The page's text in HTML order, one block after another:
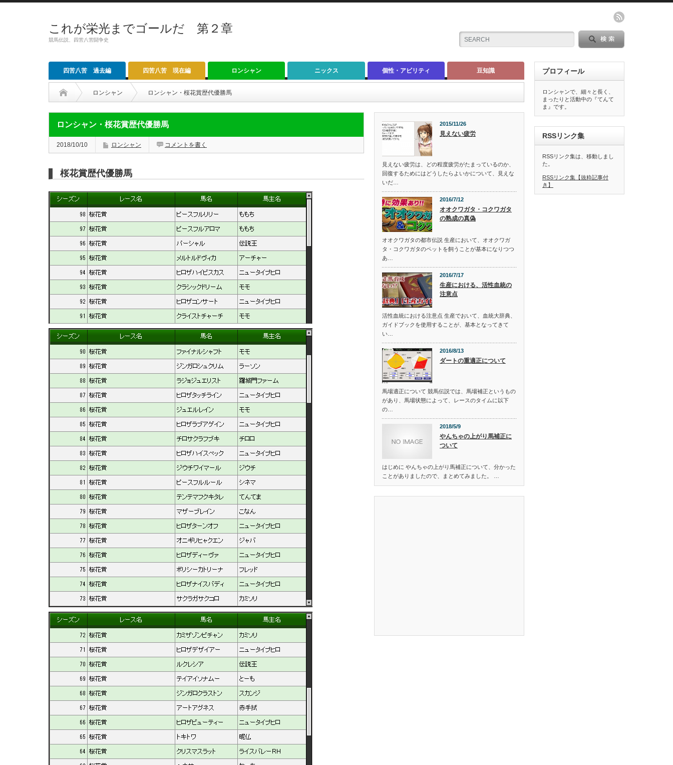
これが栄光までゴールだ 第２章
競馬伝説、四苦八苦闘争史
四苦八苦 過去編 四苦八苦 現在編 ロンシャン ニックス 個性・アビリティ 豆知識
ロンシャン ロンシャン・桜花賞歴代優勝馬
ロンシャン・桜花賞歴代優勝馬
2018/10/10 ロンシャン コメントを書く
桜花賞歴代優勝馬
2015/11/26
見えない疲労
見えない疲労は、どの程度疲労がたまっているのか、
回復するためにはどうしたらよいかについて、見えな
いだ…
2016/7/12
オオクワガタ・コクワガタ
の熟成の真偽
オオクワガタの都市伝説 生産において、オオクワガ
タ・コクワガタのペットを飼うことが基本になりつつ
あ…
2016/7/17
生産における、活性血統の
注意点
活性血統における注意点 生産でおいて、血統大辞典、
ガイドブックを使用することが、基本となってきて
い…
2016/8/13
ダートの重適正について
馬場適正について 競馬伝説では、馬場補正というもの
があり、馬場状態によって、レースのタイムに以下
の…
2018/5/9
やんちゃの上がり馬補正に
ついて
はじめに やんちゃの上がり馬補正について、分かった
ことがありましたので、まとめてみました。 …
プロフィール
ロンシャンで、細々と長く、
まったりと活動中の『てんて
ま』です。
RSSリンク集
RSSリンク集は、移動しまし
た。
RSSリンク集【抜粋記事付
き】